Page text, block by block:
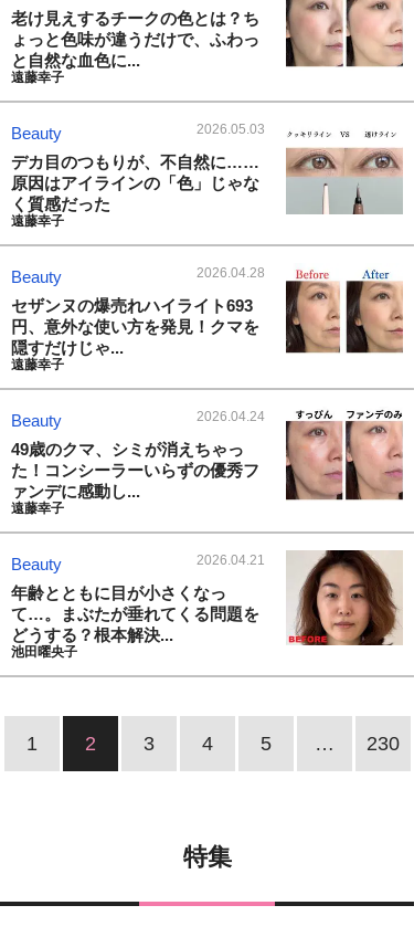
老け見えするチークの色とは？ち
ょっと色味が違うだけで、ふわっ
と自然な血色に...
遠藤幸子
Beauty 2026.05.03
デカ目のつもりが、不自然に……
原因はアイラインの「色」じゃな
く質感だった
遠藤幸子
Beauty 2026.04.28
セザンヌの爆売れハイライト693
円、意外な使い方を発見！クマを
隠すだけじゃ...
遠藤幸子
Beauty 2026.04.24
49歳のクマ、シミが消えちゃっ
た！コンシーラーいらずの優秀フ
ァンデに感動し...
遠藤幸子
Beauty 2026.04.21
年齢とともに目が小さくなっ
て…。まぶたが垂れてくる問題を
どうする？根本解決...
池田曜央子
1 2 3 4 5 … 230
特集